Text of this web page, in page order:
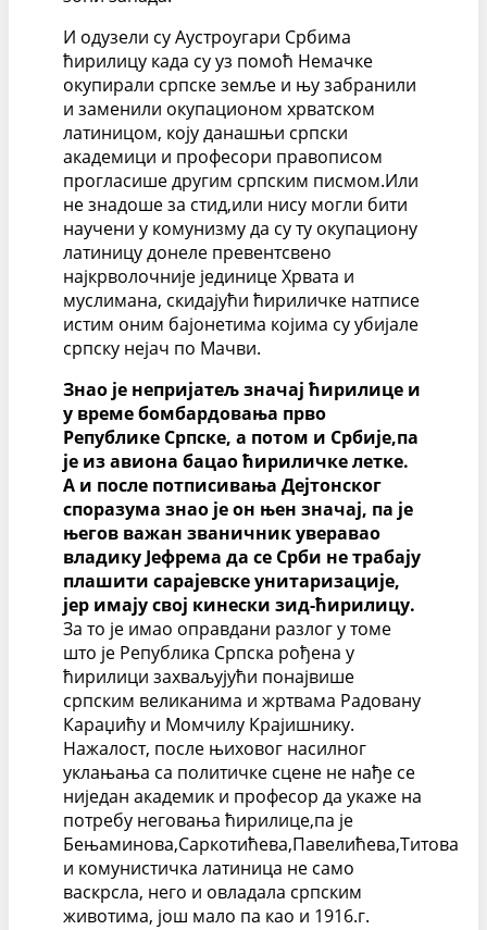
И одузели су Аустроугари Србима
ћирилицу када су уз помоћ Немачке
окупирали српске земље и њу забранили
и заменили окупационом хрватском
латиницом, коју данашњи српски
академици и професори правописом
прогласише другим српским писмом.Или
не знадоше за стид,или нису могли бити
научени у комунизму да су ту окупациону
латиницу донеле превентсвено
најкрволочније јединице Хрвата и
муслимана, скидајући ћириличке натписе
истим оним бајонетима којима су убијале
српску нејач по Мачви.
Знао је непријатељ значај ћирилице и
у време бомбардовања прво
Републике Српске, а потом и Србије,па
је из авиона бацао ћириличке летке.
А и после потписивања Дејтонског
споразума знао је он њен значај, па је
његов важан званичник уверавао
владику Јефрема да се Срби не трабају
плашити сарајевске унитаризације,
јер имају свој кинески зид-ћирилицу.
За то је имао оправдани разлог у томе
што је Република Српска рођена у
ћирилици захваљујући понајвише
српским великанима и жртвама Радовану
Караџићу и Момчилу Крајишнику.
Нажалост, после њиховог насилног
уклањања са политичке сцене не нађе се
ниједан академик и професор да укаже на
потребу неговања ћирилице,па је
Бењаминова,Саркотићева,Павелићева,Титова
и комунистичка латиница не само
васкрсла, него и овладала српским
животима, још мало па као и 1916.г.